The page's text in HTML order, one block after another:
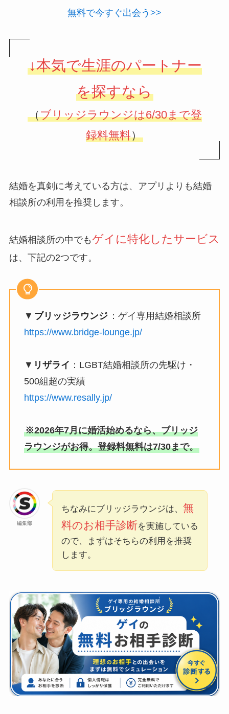
無料で今すぐ出会う>>
↓本気で生涯のパートナー
を探すなら
（ブリッジラウンジは6/30まで登
録料無料）
結婚を真剣に考えている方は、アプリよりも結婚
相談所の利用を推奨します。
結婚相談所の中でもゲイに特化したサービス
は、下記の2つです。
▼ ブリッジラウンジ ：ゲイ専用結婚相談所
https://www.bridge-lounge.jp/
▼ リザライ ：LGBT結婚相談所の先駆け・
500組超の実績
https://www.resally.jp/
※2026年7月に婚活始めるなら、ブリッジ
ラウンジがお得。登録料無料は7/30まで。
編集部
ちなみにブリッジラウンジは、 無
料のお相手診断を実施している
ので、まずはそちらの利用を推奨
します。